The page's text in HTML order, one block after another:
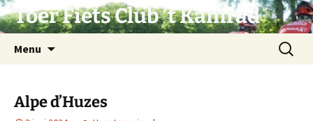
Ga
naarToer Fiets Club ’t Kamrad
Menu
Zoeken
naar:
Alpe d’Huzes